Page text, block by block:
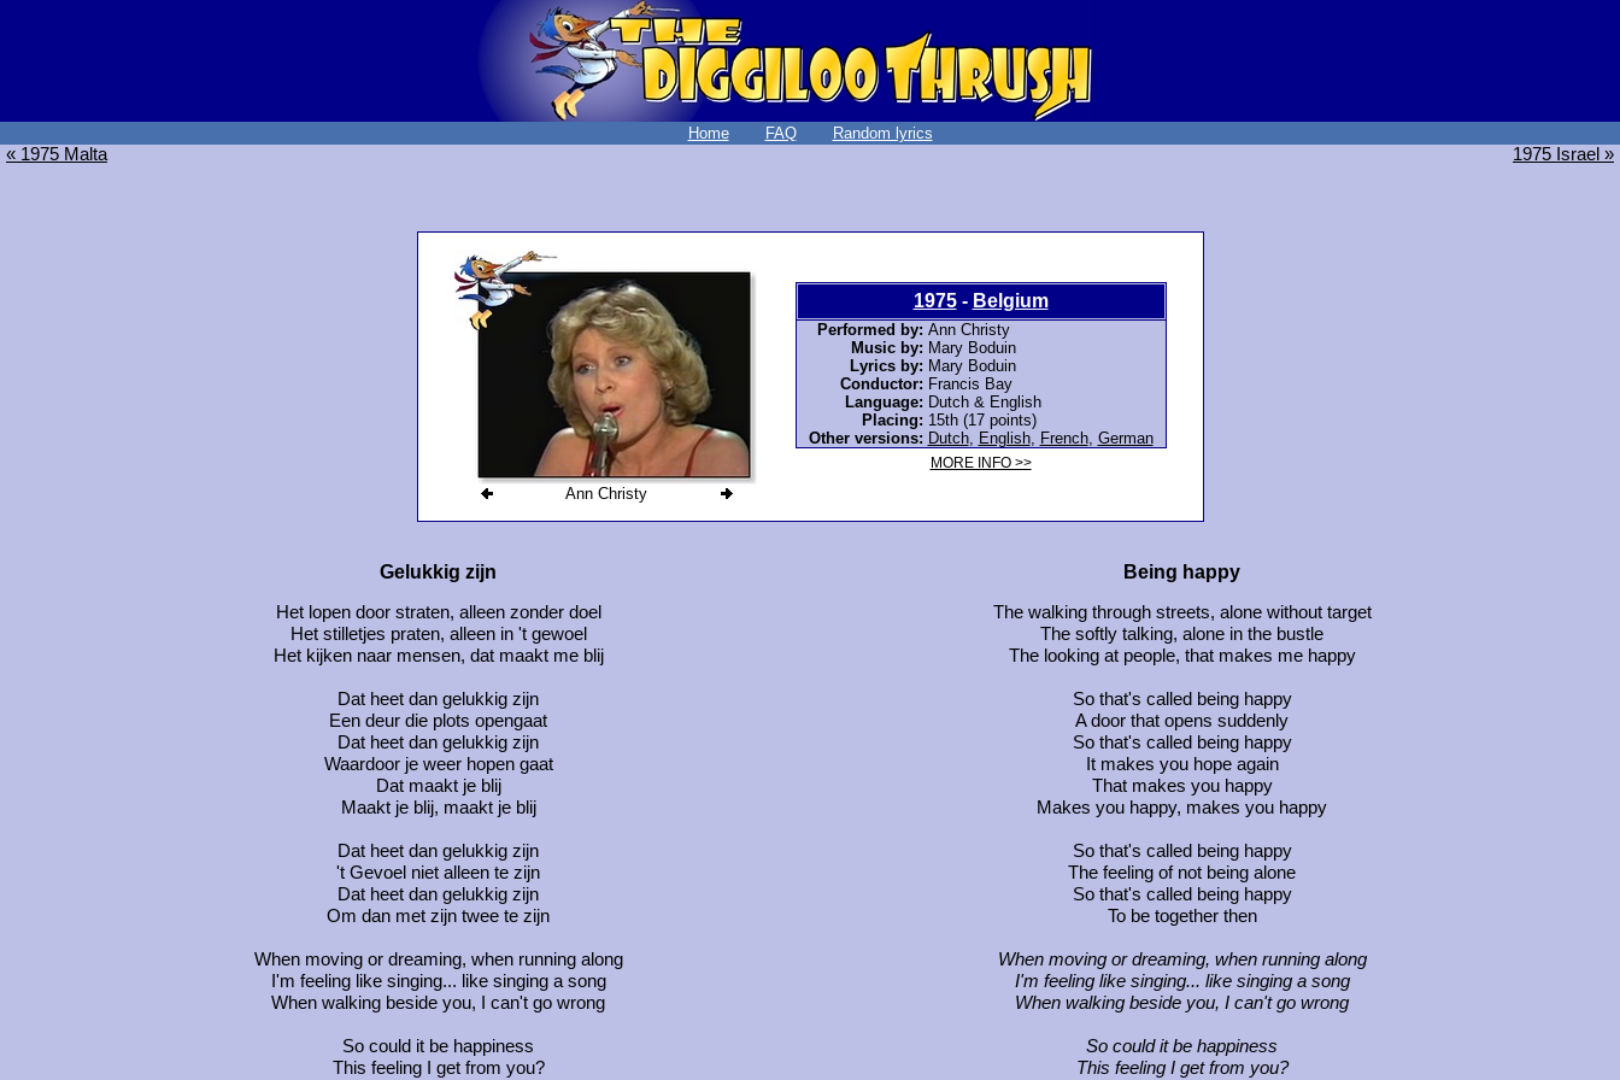
Home FAQ Random lyrics
« 1975 Malta 1975 Israel »
Ann Christy
1975- Belgium
Performed by: Ann Christy
Music by: Mary Boduin
Lyrics by: Mary Boduin
Conductor: Francis Bay
Language: Dutch & English
Placing: 15th (17 points)
Other versions: Dutch, English, French, German
MORE INFO >>
Gelukkig zijn Being happy
Het lopen door straten, alleen zonder doel
The walking through streets, alone without target
Het stilletjes praten, alleen in 't gewoel
The softly talking, alone in the bustle
Het kijken naar mensen, dat maakt me blij
The looking at people, that makes me happy
Dat heet dan gelukkig zijn
So that's called being happy
Een deur die plots opengaat
A door that opens suddenly
Dat heet dan gelukkig zijn
So that's called being happy
Waardoor je weer hopen gaat
It makes you hope again
Dat maakt je blij
That makes you happy
Maakt je blij, maakt je blij
Makes you happy, makes you happy
Dat heet dan gelukkig zijn
So that's called being happy
't Gevoel niet alleen te zijn
The feeling of not being alone
Dat heet dan gelukkig zijn
So that's called being happy
Om dan met zijn twee te zijn
To be together then
When moving or dreaming, when running along
When moving or dreaming, when running along
I'm feeling like singing... like singing a song
I'm feeling like singing... like singing a song
When walking beside you, I can't go wrong
When walking beside you, I can't go wrong
So could it be happiness
So could it be happiness
This feeling I get from you?
This feeling I get from you?